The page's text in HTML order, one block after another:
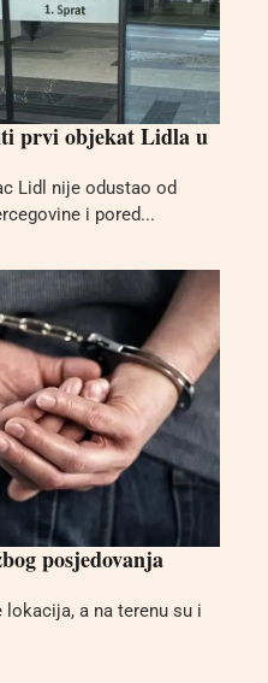
prvi objekat Lidla u
Lidl nije odustao od
i pored...
posjedovanja
a na terenu su i